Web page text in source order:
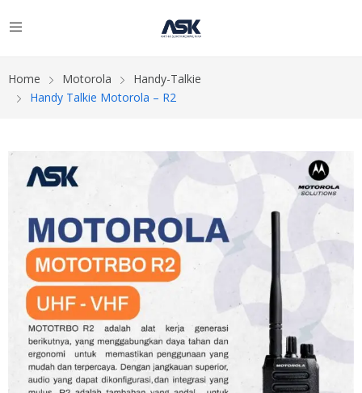
Home Motorola
Handy-Talkie
Handy Talkie Motorola – R2